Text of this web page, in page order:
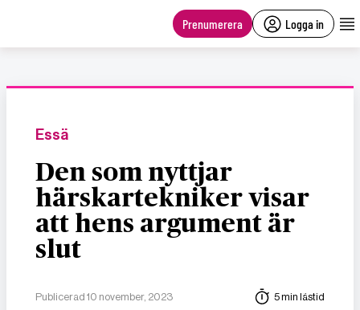
Prenumerera Logga in
Essä
Den som nyttjar
härskartekniker visar
att hens argument är
slut
Publicerad 10 november, 2023 5 min lästid